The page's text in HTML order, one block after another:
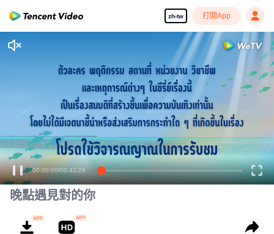
zh-tw 打開App
00:00:00/00:41:28
晚點遇見對的你